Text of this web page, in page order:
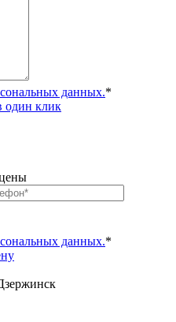
данных.*
один клик
данных.*